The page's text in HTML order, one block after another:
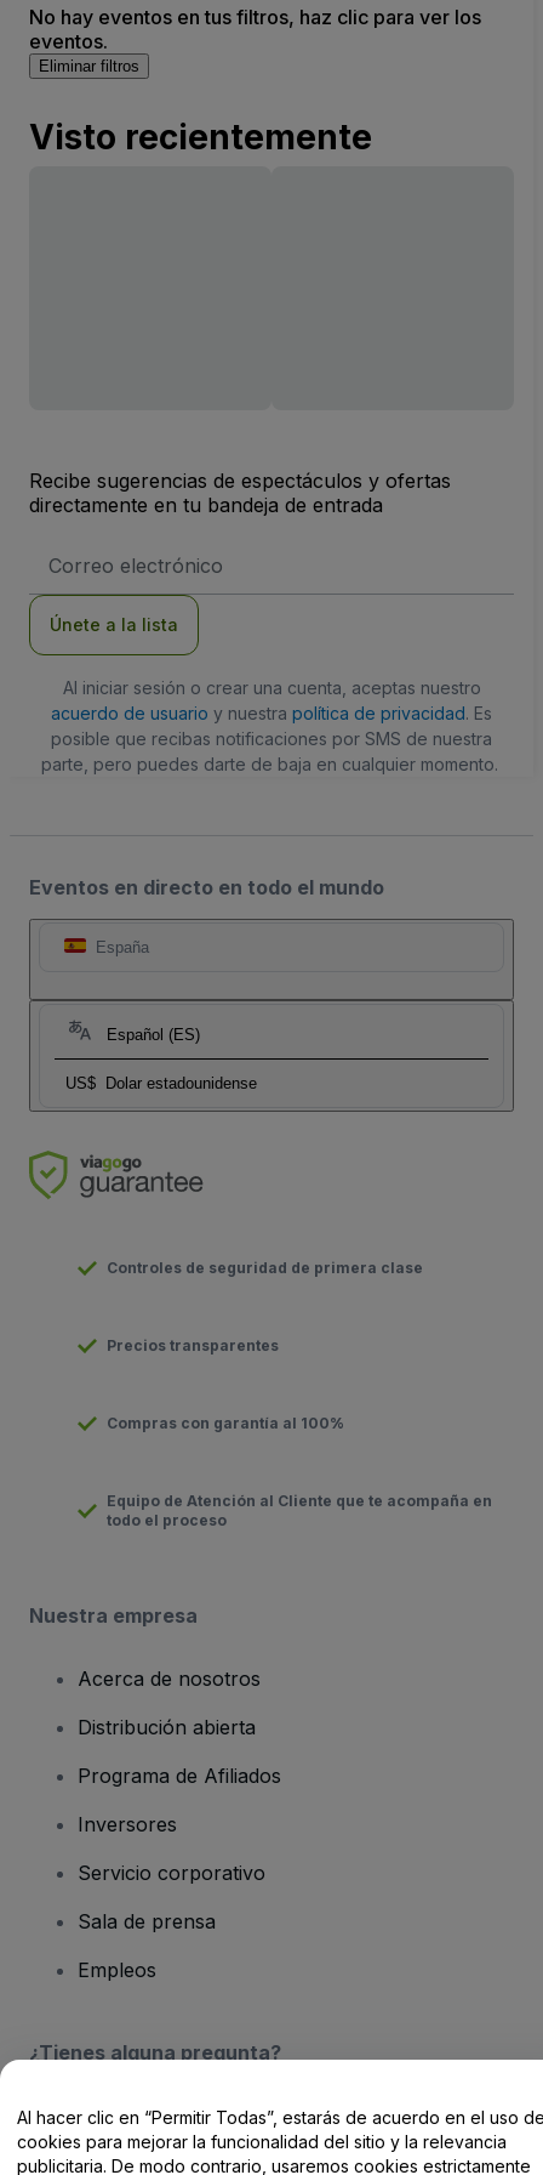
No hay eventos en tus filtros, haz clic para ver los
eventos.
Eliminar filtros
Visto recientemente
Recibe sugerencias de espectáculos y ofertas
directamente en tu bandeja de entrada
de
Únete a la lista
Al iniciar sesión o crear una cuenta, aceptas nuestro
acuerdo de usuario y nuestra política de privacidad. Es
posible que recibas notificaciones por SMS de nuestra
parte, pero puedes darte de baja en cualquier momento.
Eventos en directo en todo el mundo
España
Español (ES)
US$ Dolar estadounidense
Controles de seguridad de primera clase
Precios transparentes
Compras con garantía al 100%
Equipo de Atención al Cliente que te acompaña en
todo el proceso
Nuestra empresa
Acerca de nosotros
Distribución abierta
Programa de Afiliados
Inversores
Servicio corporativo
Sala de prensa
Empleos
¿Tienes alguna pregunta?
Centro de Ayuda / Contacto
Al hacer clic en “Permitir Todas”, estarás de acuerdo en el uso
cookies para mejorar la funcionalidad del sitio y la relevancia
publicitaria. De modo contrario, usaremos cookies estrictamente